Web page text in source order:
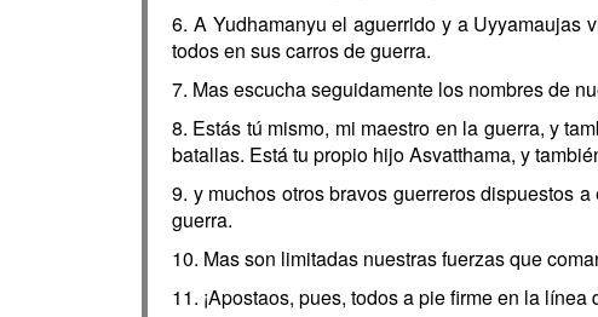
6. A Yudhamanyu el aguerrido y a Uyyamaujas
todos en sus carros de guerra.
7. Mas escucha seguidamente los nombres de
8. Estás tú mismo, mi maestro en la guerra, y
batallas. Está tu propio hijo Asvatthama, y
9. y muchos otros bravos guerreros dispuestos
guerra.
10. Mas son limitadas nuestras fuerzas que
11. ¡Apostaos, pues, todos a pie firme en la